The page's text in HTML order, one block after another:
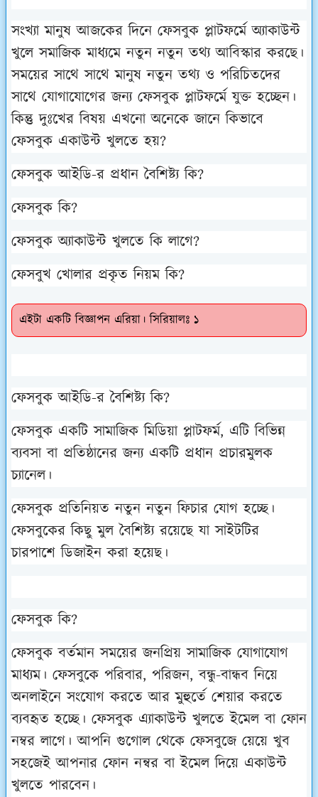
সংখ্যা মানুষ আজকের দিনে ফেসবুক প্লাটফর্মে অ্যাকাউন্ট
খুলে সমাজিক মাধ্যমে নতুন নতুন তথ্য আবিস্কার করছে।
সময়ের সাথে সাথে মানুষ নতুন তথ্য ও পরিচিতদের
সাথে যোগাযোগের জন্য ফেসবুক প্লাটফর্মে যুক্ত হচ্ছেন।
কিন্তু দুঃখের বিষয় এখনো অনেকে জানে কিভাবে
ফেসবুক একাউন্ট খুলতে হয়?
ফেসবুক আইডি-র প্রধান বৈশিষ্ট্য কি?
ফেসবুক কি?
ফেসবুক অ্যাকাউন্ট খুলতে কি লাগে?
ফেসবুখ খোলার প্রকৃত নিয়ম কি?
এইটা একটি বিজ্ঞাপন এরিয়া। সিরিয়ালঃ ১
ফেসবুক আইডি-র বৈশিষ্ট্য কি?
ফেসবুক একটি সামাজিক মিডিয়া প্লাটফর্ম, এটি বিভিন্ন
ব্যবসা বা প্রতিষ্ঠানের জন্য একটি প্রধান প্রচারমুলক
চ্যানেল।
ফেসবুক প্রতিনিয়ত নতুন নতুন ফিচার যোগ হচ্ছে।
ফেসবুকের কিছু মুল বৈশিষ্ট্য রয়েছে যা সাইটটির
চারপাশে ডিজাইন করা হয়েছ।
ফেসবুক কি?
ফেসবুক বর্তমান সময়ের জনপ্রিয় সামাজিক যোগাযোগ
মাধ্যম। ফেসবুকে পরিবার, পরিজন, বন্ধু-বান্ধব নিয়ে
অনলাইনে সংযোগ করতে আর মুহুর্তে শেয়ার করতে
ব্যবহৃত হচ্ছে। ফেসবুক এ্যাকাউন্ট খুলতে ইমেল বা ফোন
নম্বর লাগে। আপনি গুগোল থেকে ফেসবুজে য়েয়ে খুব
সহজেই আপনার ফোন নন্বর বা ইমেল দিয়ে একাউন্ট
খুলতে পারবেন।